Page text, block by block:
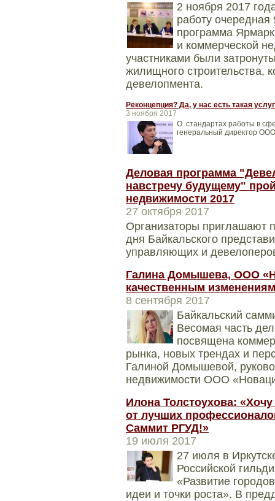
2 ноября 2017
работу
программа
и коммерческой
участниками были
жилищного строительства,
девелопмента.
Реконцепция? Да, у нас есть такая
3 ноября 2017
О стандартах работы в
генеральный директор
Деловая программа
навстречу будущему"
недвижимости 2017
27 октября 2017
Организаторы приглашают
дня Байкальского
управляющих и
Галина Домышева, ООО
качественным
8 сентября 2017
​​​​​​​Байкальский
Весомая часть
посвящена
рынка, новых трендах и
Галиной Домышевой,
недвижимости ООО
Илона Толстоухова:
от лучших
Саммит РГУД!»
19 июля 2017
27 июля в
Российской
«Развитие
идеи и точки роста». В